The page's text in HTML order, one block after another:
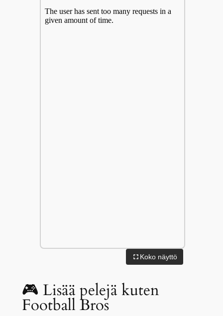
Koko näyttö
🎮 Lisää pelejä kuten
Football Bros